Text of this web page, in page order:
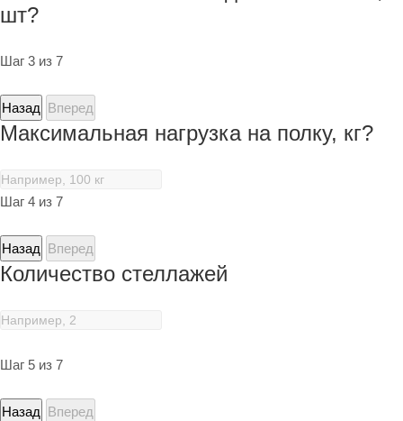
шт?
Шаг 3 из 7
Назад Вперед
Максимальная нагрузка на полку, кг?
Шаг 4 из 7
Назад Вперед
Количество стеллажей
Шаг 5 из 7
Назад Вперед